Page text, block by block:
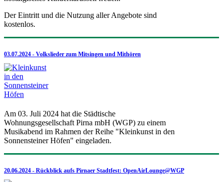
Der Eintritt und die Nutzung aller Angebote sind
kostenlos.
03.07.2024 - Volkslieder zum Mitsingen und Mithören
Am 03. Juli 2024 hat die Städtische
Wohnungsgesellschaft Pirna mbH (WGP) zu einem
Musikabend im Rahmen der Reihe "Kleinkunst in den
Sonnensteiner Höfen" eingeladen.
20.06.2024 - Rückblick aufs Pirnaer Stadtfest: OpenAirLounge@WGP